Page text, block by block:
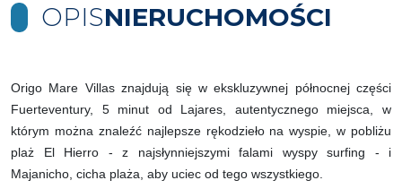
OPISNIERUCHOMOŚCI
Origo Mare Villas znajdują się w ekskluzywnej północnej części
Fuerteventury, 5 minut od Lajares, autentycznego miejsca, w
którym można znaleźć najlepsze rękodzieło na wyspie, w pobliżu
plaż El Hierro - z najsłynniejszymi falami wyspy surfing - i
Majanicho, cicha plaża, aby uciec od tego wszystkiego.